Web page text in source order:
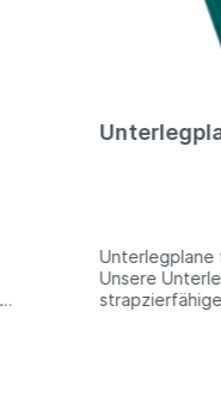
Unterlegplane
Unsere